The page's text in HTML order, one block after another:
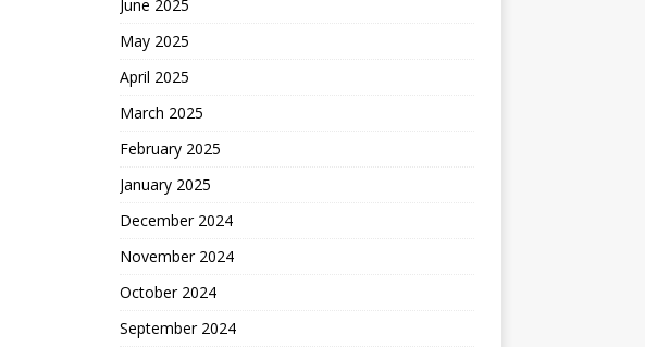
June 2025
May 2025
April 2025
March 2025
February 2025
January 2025
December 2024
November 2024
October 2024
September 2024